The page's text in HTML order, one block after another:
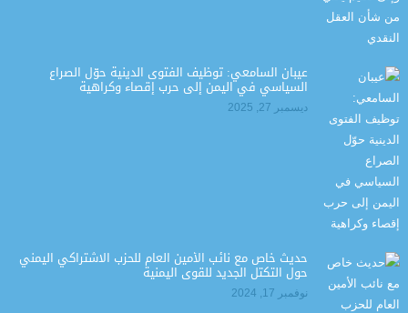
عيبان السامعي: توظيف الفتوى الدينية حوّل الصراع
السياسي في اليمن إلى حرب إقصاء وكراهية
ديسمبر 27, 2025
حديث خاص مع نائب الأمين العام للحزب الاشتراكي اليمني
حول التكتل الجديد للقوى اليمنية
نوفمبر 17, 2024